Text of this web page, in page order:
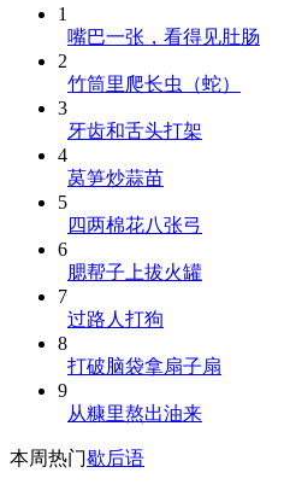
1
嘴巴一张，看得见肚肠
2
竹筒里爬长虫（蛇）
3
牙齿和舌头打架
4
莴笋炒蒜苗
5
四两棉花八张弓
6
腮帮子上拔火罐
7
过路人打狗
8
打破脑袋拿扇子扇
9
从糠里熬出油来
本周热门歇后语